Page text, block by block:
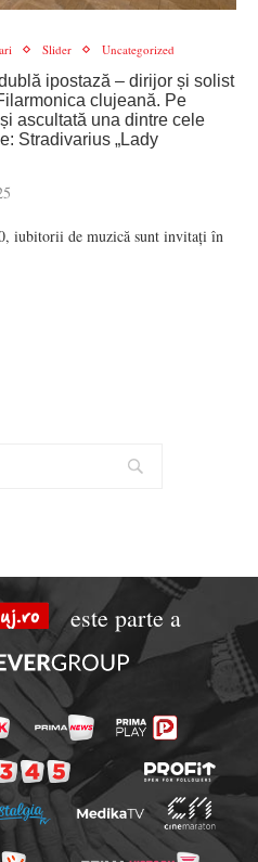
Slider Uncategorized
ipostază – dirijor și solist
clujeană. Pe
ascultată una dintre cele
Stradivarius „Lady
iubitorii de muzică sunt invitați în
este parte a